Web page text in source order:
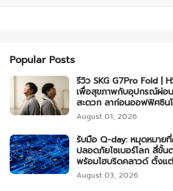
Popular Posts
รีวิว SKG G7Pro Fold |
เพื่อสุขภาพกับอุปกรณ์ผ่อ
สะดวก ลาก่อนออฟฟิศซิน
August 01, 2026
รับมือ Q-day: หมุดหมาย
ปลอดภัยไซเบอร์โลก สี่ขั้น
พร้อมไฮบริดคลาวด์ ตั้งแ
August 03, 2026